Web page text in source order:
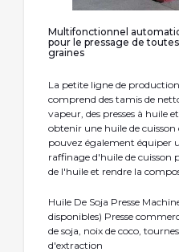
Multifonctionnel
pour le pressage de
graines
La petite ligne de
comprend des tamis de
vapeur, des presses à huile
obtenir une huile de
pouvez également équiper
raffinage d'huile de cuisson
de l'huile et rendre la
Huile De Soja Presse
disponibles) Presse
de soja, noix de coco,
d'extraction